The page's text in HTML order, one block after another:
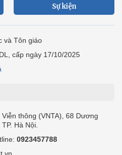
Sự kiện
và Tôn giáo
cấp ngày 17/10/2025
thông (VNTA), 68 Dương
Hà Nội.
0923457788